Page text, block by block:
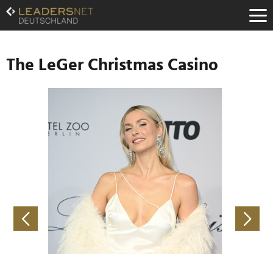
Zum
Inhalt
Zur
Navigation
Zur
Hauptnavigation
The LeGer Christmas Casino